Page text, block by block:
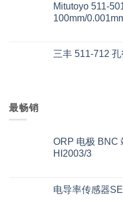
Mitutoyo 511-
100mm/
三丰 511-712
最畅销
ORP 电极 BNC
HI2003/3
电导率传感器